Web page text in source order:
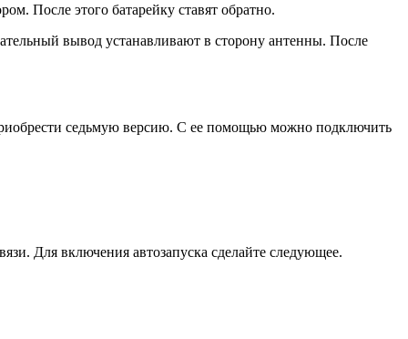
После этого батарейку ставят обратно.
вывод устанавливают в сторону антенны. После
седьмую версию. С ее помощью можно подключить
Для включения автозапуска сделайте следующее.